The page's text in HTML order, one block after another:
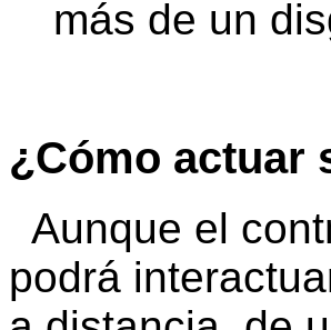
más de un
¿Cómo actuar
Aunque el
podrá